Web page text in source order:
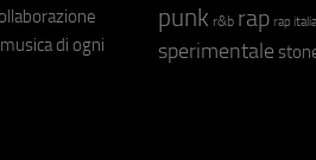
di ogni
punk r&b rap rap
sperimentale